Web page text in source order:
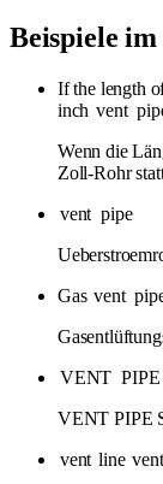
Beispiele
If the length
inch vent
Wenn die
Zoll-Rohr
vent pipe
Gas vent
VENT PIPE
VENT PIPE
vent line vent